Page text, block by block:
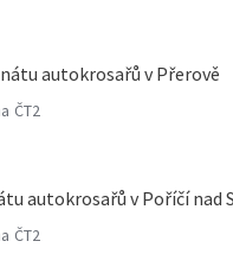
autokrosařů v Přerově
ČT2
autokrosařů v Poříčí nad
ČT2